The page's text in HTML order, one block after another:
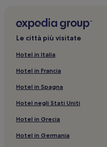
Le città più visitate
Hotel in Italia
Hotel in Francia
Hotel in Spagna
Hotel negli Stati Uniti
Hotel in Grecia
Hotel in Germania